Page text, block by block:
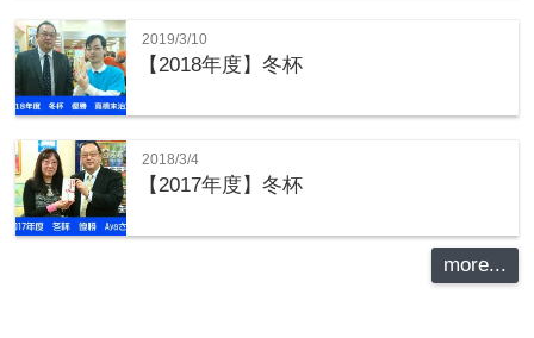
2019/3/10
【2018年度】冬杯
2018/3/4
【2017年度】冬杯
more...